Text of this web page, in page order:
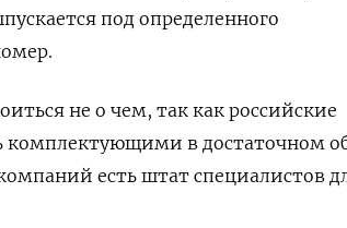
под определенного
не о чем, так как российские
комплектующими в достаточном
есть штат специалистов